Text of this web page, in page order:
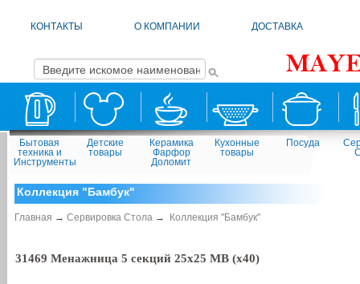
КОНТАКТЫ О КОМПАНИИ ДОСТАВКА
Бытовая
техника и
Инструменты
Детские
товары
Керамика
Фарфор
Доломит
Кухонные
товары
Посуда
Коллекция "Бамбук"
Главная → Сервировка Стола→ Коллекция "Бамбук"
31469 Менажница 5 секций 25х25 MB (х40)